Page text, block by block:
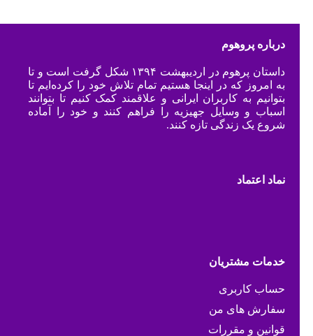
درباره پروهوم
داستان پرهوم در اردیبهشت ۱۳۹۴ شکل گرفت است و تا
به امروز که در اینجا هستیم تمام تلاش خود را کرده‌ایم تا
بتوانیم به کاربران ایرانی و علاقمند کمک کنیم تا بتوانند
اسباب و وسایل جهیزیه را فراهم کنند و خود را آماده
شروع یک زندگی تازه کنند.
نماد اعتماد
خدمات مشتریان
حساب کاربری
سفارش های من
قوانین و مقررات